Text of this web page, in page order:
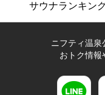
サウナランキン
ニフティ温泉
おトク情報